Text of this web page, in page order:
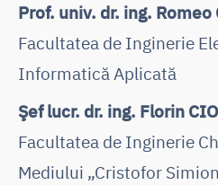
Prof. univ. dr. ing.
Facultatea de Inginerie
Informatică Aplicată
Şef lucr. dr. ing. Florin
Facultatea de Inginerie
Mediului „Cristofor